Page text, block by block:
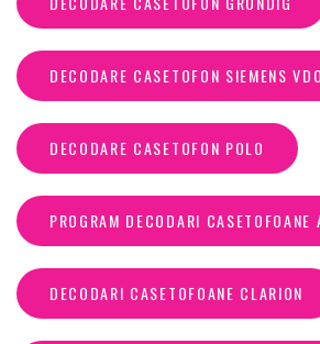
DECODARE CASETOFON SIEMENS VDO
DECODARE CASETOFON POLO
PROGRAM DECODARI CASETOFOANE
DECODARI CASETOFOANE CLARION